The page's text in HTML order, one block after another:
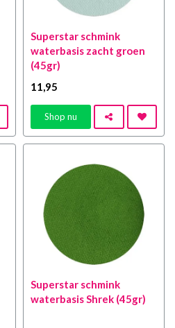
Superstar schmink
waterbasis zacht groen
(45gr)
11,95
Shop nu
Superstar schmink
waterbasis Shrek (45gr)